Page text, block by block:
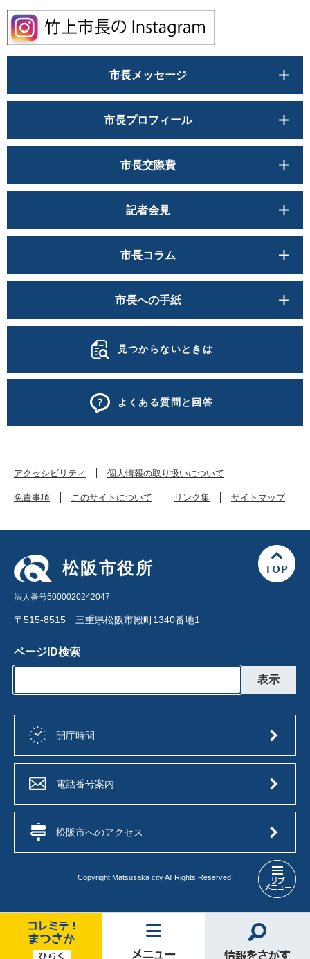
市
の
部
市長メッセージ
市長プロフィール
市長交際費
記者会見
市長コラム
市長への手紙
見つからないときは
よくある質問と回答
アクセシビリティ 個人情報の取り扱いについて
免責事項 このサイトについて リンク集 サイトマップ
松阪市役所
法人番号5000020242047
〒515-8515 三重県松阪市殿町1340番地1
ページID検索
開庁時間
電話番号案内
松阪市へのアクセス
Copyright Matsusaka city All Rights Reserved.